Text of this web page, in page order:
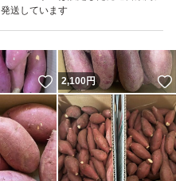
発送しています
いいね！
2,100円